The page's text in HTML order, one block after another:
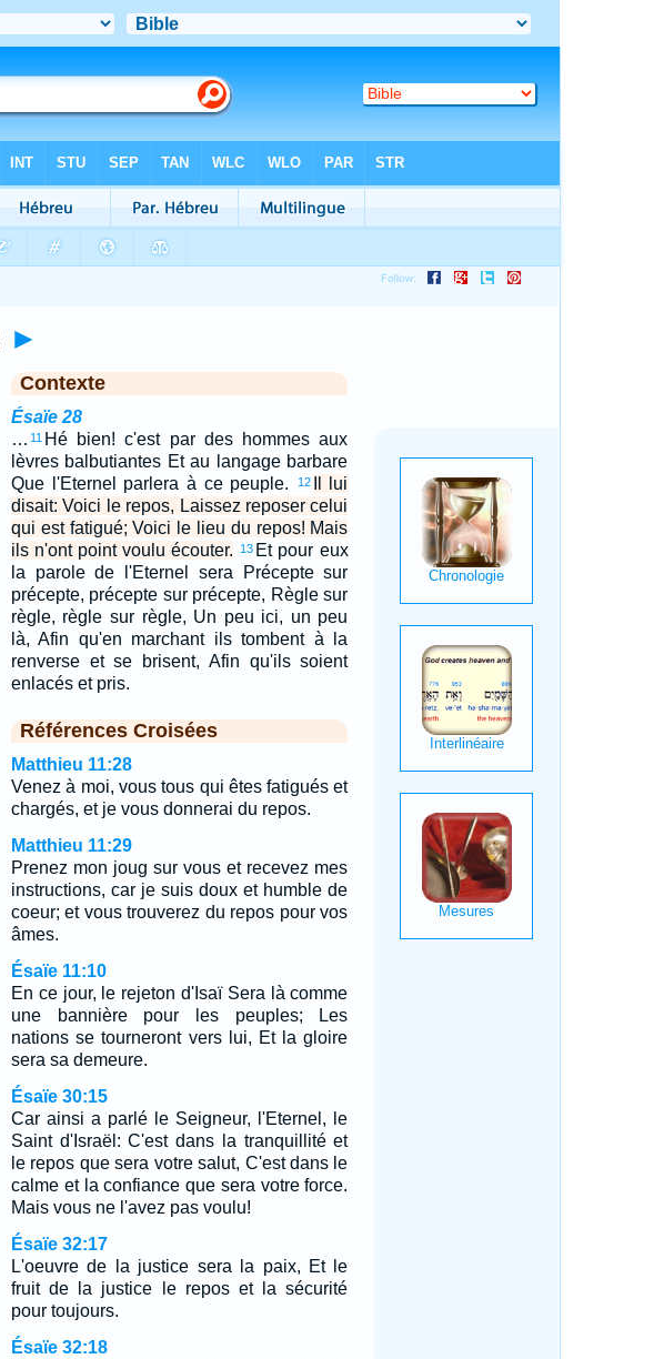
►
Contexte
Ésaïe 28
… 11 Hé bien! c'est par des hommes aux
lèvres balbutiantes Et au langage barbare
Que l'Eternel parlera à ce peuple.
12
Il lui
disait: Voici le repos, Laissez reposer celui
qui est fatigué; Voici le lieu du repos! Mais
ils n'ont point voulu écouter.
13 Et pour eux
la parole de l'Eternel sera Précepte sur
précepte, précepte sur précepte, Règle sur
règle, règle sur règle, Un peu ici, un peu
là, Afin qu'en marchant ils tombent à la
renverse et se brisent, Afin qu'ils soient
enlacés et pris.
Références Croisées
Matthieu 11:28
Venez à moi, vous tous qui êtes fatigués et
chargés, et je vous donnerai du repos.
Matthieu 11:29
Prenez mon joug sur vous et recevez mes
instructions, car je suis doux et humble de
coeur; et vous trouverez du repos pour vos
âmes.
Ésaïe 11:10
En ce jour, le rejeton d'Isaï Sera là comme
une bannière pour les peuples; Les
nations se tourneront vers lui, Et la gloire
sera sa demeure.
Ésaïe 30:15
Car ainsi a parlé le Seigneur, l'Eternel, le
Saint d'Israël: C'est dans la tranquillité et
le repos que sera votre salut, C'est dans le
calme et la confiance que sera votre force.
Mais vous ne l'avez pas voulu!
Ésaïe 32:17
L'oeuvre de la justice sera la paix, Et le
fruit de la justice le repos et la sécurité
pour toujours.
Ésaïe 32:18